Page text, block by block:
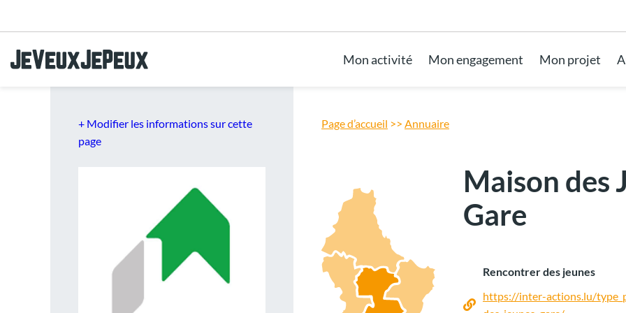
Mon activité Mon engagement Mon projet
+ Modifier les informations sur cette
page
Page d’accueil >> Annuaire
Maison des
Gare
Rencontrer des jeunes
https://inter-actions.lu/